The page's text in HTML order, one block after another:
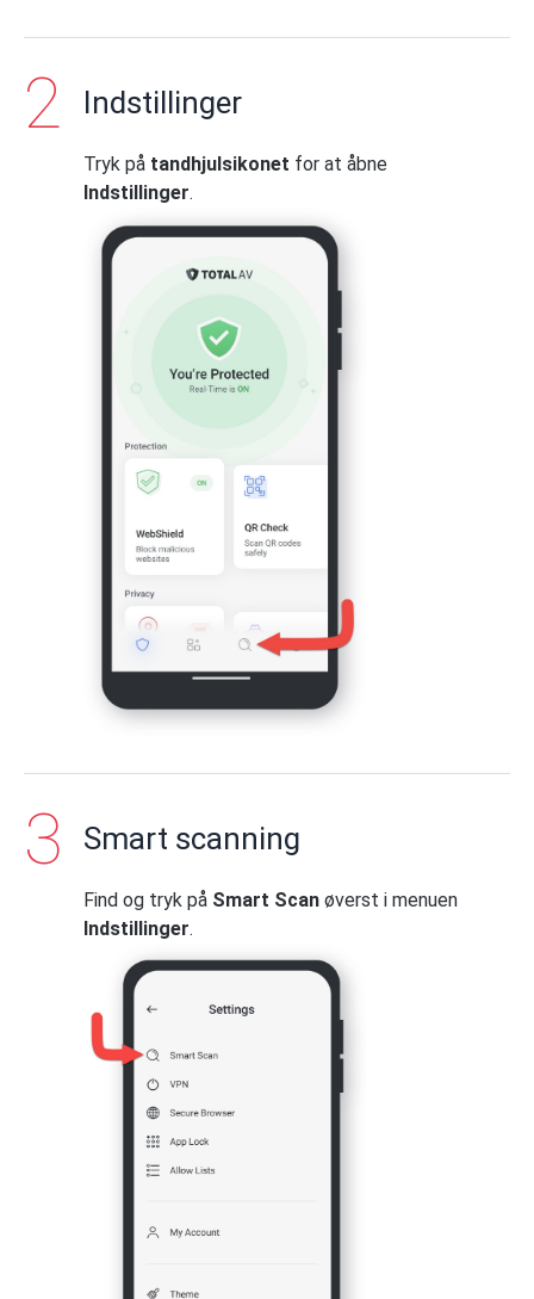
Indstillinger
Tryk på tandhjulsikonet for at åbne
Indstillinger.
Smart scanning
Find og tryk på Smart Scan øverst i menuen
Indstillinger.